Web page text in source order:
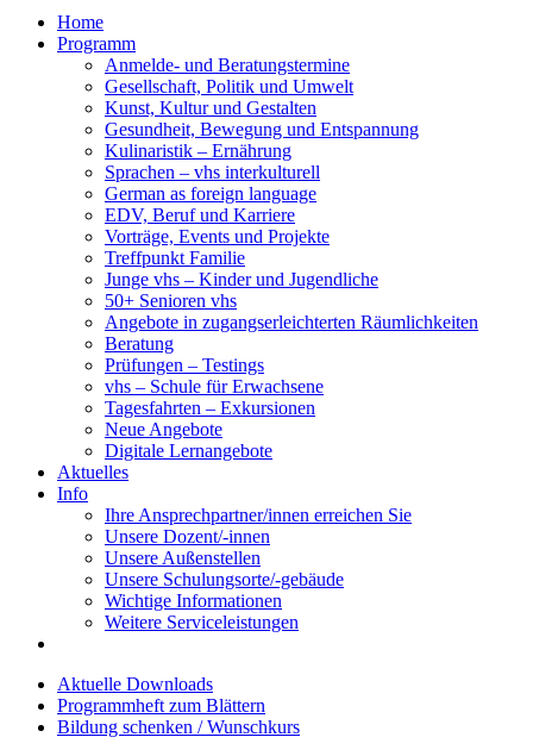
Home
Programm
Anmelde- und Beratungstermine
Gesellschaft, Politik und Umwelt
Kunst, Kultur und Gestalten
Gesundheit, Bewegung und Entspannung
Kulinaristik – Ernährung
Sprachen – vhs interkulturell
German as foreign language
EDV, Beruf und Karriere
Vorträge, Events und Projekte
Treffpunkt Familie
Junge vhs – Kinder und Jugendliche
50+ Senioren vhs
Angebote in zugangserleichterten Räumlichkeiten
Beratung
Prüfungen – Testings
vhs – Schule für Erwachsene
Tagesfahrten – Exkursionen
Neue Angebote
Digitale Lernangebote
Aktuelles
Info
Ihre Ansprechpartner/innen erreichen Sie
Unsere Dozent/-innen
Unsere Außenstellen
Unsere Schulungsorte/-gebäude
Wichtige Informationen
Weitere Serviceleistungen
Aktuelle Downloads
Programmheft zum Blättern
Bildung schenken / Wunschkurs